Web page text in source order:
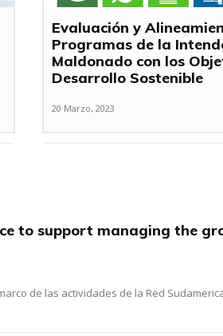
Evaluación y
Programas de la
Maldonado con los
Desarrollo Sostenible
20 Marzo, 2023
to support managing the
de las actividades de la Red